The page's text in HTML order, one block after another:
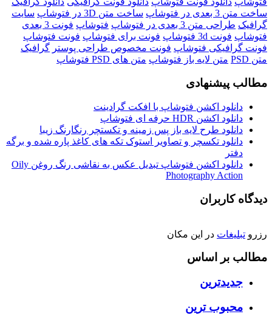
ساخت متن 3 بعدی در فتوشاپ
ساخت متن 3D در فتوشاپ
سایت
گرافیک طراحی متن 3 بعدی در فتوشاپ فتوشاپ
فونت 3 بعدی
فتوشاپ فونت 3d فتوشاپ فونت برای فتوشاپ فونت فتوشاپ
فونت گرافیکی فتوشاپ فونت مخصوص طراحی پوستر گرافیک
متن PSD
متن لایه باز فتوشاپ متن های PSD فتوشاپ
مطالب پیشنهادی
دانلود اکشن فتوشاپ با افکت گرادینت
دانلود اکشن HDR حرفه ای فتوشاپ
دانلود طرح لایه باز پس زمینه و تکستچر رنگارنگ زیبا
دانلود تکسچر و تصاویر استوک تکه های کاغذ پاره شده و برگه
دفتر
دانلود اکشن فتوشاپ تبدیل عکس به نقاشی رنگ روغن Oily
Photography Action
دیدگاه کاربران
رزرو تبلیغات در این مکان
مطالب بر اساس
جدیدترین
محبوب ترین